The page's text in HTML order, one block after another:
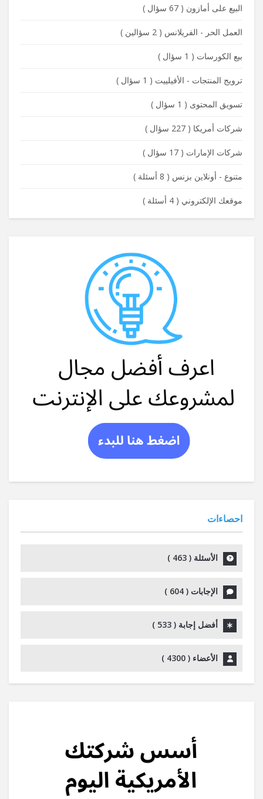
البيع على أمازون ( 67 سؤال )
العمل الحر - الفريلانس ( 2 سؤالين )
بيع الكورسات ( 1 سؤال )
ترويج المنتجات - الأفيلييت ( 1 سؤال )
تسويق المحتوى ( 1 سؤال )
شركات أمريكا ( 227 سؤال )
شركات الإمارات ( 17 سؤال )
متنوع - أونلاين بزنس ( 8 أسئلة )
موقعك الإلكتروني ( 4 أسئلة )
احصاءات
الأسئلة ( 463
)
الإجابات ( 604
)
أفضل إجابة ( 533
)
الأعضاء ( 4300
)